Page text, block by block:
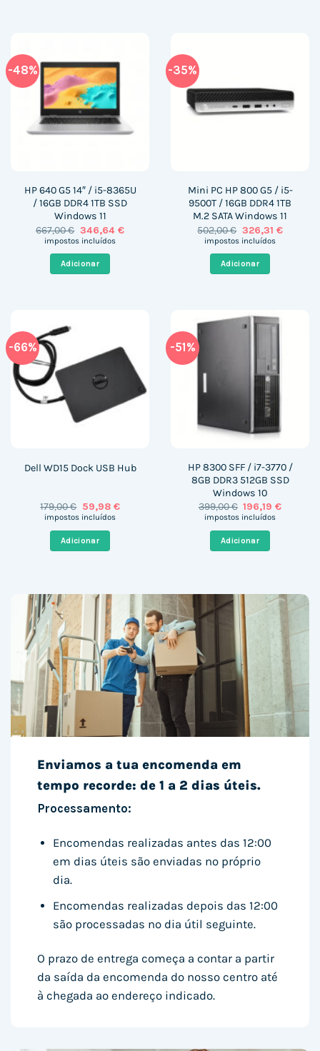
-48%
HP 640 G5 14″ / i5-8365U
/ 16GB DDR4 1TB SSD
Windows 11
667,00€ O
preço
era:
667,00 €.
346,64 €O
impostos incluídos
Adicionar
-35%
Mini PC HP 800 G5 / i5-
9500T / 16GB DDR4 1TB
M.2 SATA Windows 11
502,00€ O
preço
era:
502,00 €.
326,31 €O
impostos incluídos
Adicionar
-66%
Dell WD15 Dock USB Hub
179,00€ O
preço
era:
179,00 €.
59,98 €O
impostos incluídos
Adicionar
-51%
HP 8300 SFF / i7-3770 /
8GB DDR3 512GB SSD
Windows 10
399,00€ O
preço
era:
399,00 €.
196,19€O
impostos incluídos
Adicionar
Enviamos a tua encomenda em
tempo recorde: de 1 a 2 dias úteis.
Processamento:
Encomendas realizadas antes das 12:00
em dias úteis são enviadas no próprio
dia.
Encomendas realizadas depois das 12:00
são processadas no dia útil seguinte.
O prazo de entrega começa a contar a partir
da saída da encomenda do nosso centro até
à chegada ao endereço indicado.